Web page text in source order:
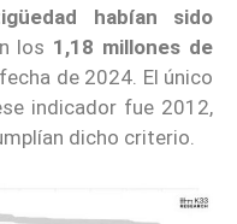
habían sido
los 1,18 millones de
de 2024. El único
indicador fue 2012,
dicho criterio.